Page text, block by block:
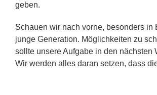
geben.
Schauen wir nach vorne, besonders in
junge Generation. Möglichkeiten zu
sollte unsere Aufgabe in den nächsten
Wir werden alles daran setzen, dass